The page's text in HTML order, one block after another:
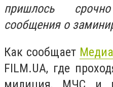
пришлось
сообщения о
Как сообщает
FILM.UA, где